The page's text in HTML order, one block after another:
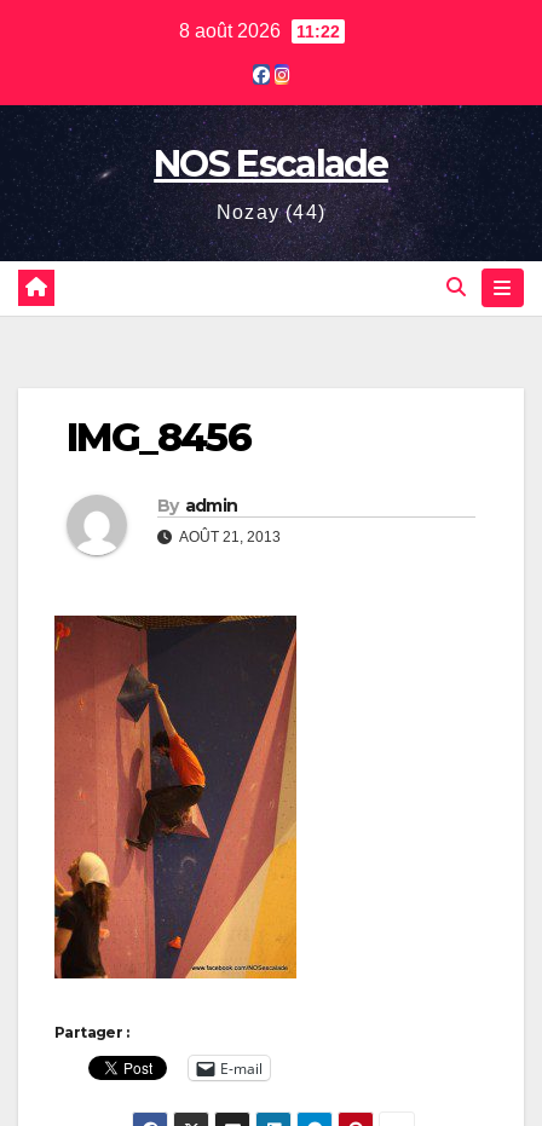
8 août 2026 11:22
NOS Escalade
Nozay (44)
IMG_8456
By admin
AOÛT 21, 2013
Partager :
E-mail